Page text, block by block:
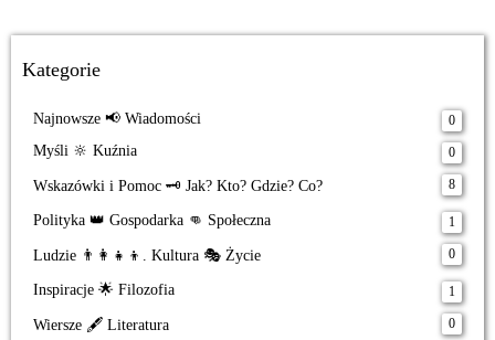
Kategorie
Najnowsze 📢 Wiadomości 0
Myśli 🔆 Kuźnia 0
Wskazówki i Pomoc 🗝️ Jak? Kto? Gdzie? Co? 8
Polityka 👑 Gospodarka 👊 Społeczna 1
Ludzie 👨‍👩‍👧‍👦. Kultura 🎭 Życie 0
Inspiracje 🌟 Filozofia 1
Wiersze 🖋️ Literatura 0